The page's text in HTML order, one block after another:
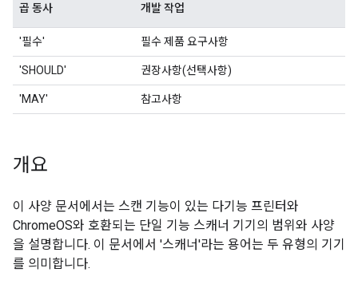
곱 동사 개발 작업
'필수' 필수 제품 요구사항
'SHOULD' 권장사항(선택사항)
'MAY' 참고사항
개요
이 사양 문서에서는 스캔 기능이 있는 다기능 프린터와
ChromeOS와 호환되는 단일 기능 스캐너 기기의 범위와 사양
을 설명합니다. 이 문서에서 '스캐너'라는 용어는 두 유형의 기기
를 의미합니다.